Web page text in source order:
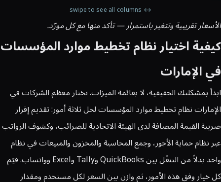
↔ swipe to see all columns
الأسعار تقريبية وتتغير باستمرار — تأكد منها مع كل مورّد.
كيفية اختيار نظام تخطيط موارد المؤسسات
في الإمارات
ابدأ بمشكلتك الحقيقية، لا بقائمة الميزات. تختار معظم الشركات في
الإمارات نظام تخطيط موارد المؤسسات لحل ثلاثة أمور: تقديم إقرار
ضريبة القيمة المضافة لدى الهيئة الاتحادية للضرائب، وكشوف الرواتب
عبر نظام حماية الأجور، وجمع المحاسبة والمخزون والمبيعات في نظام
واحد بدلاً من التنقّل بين QuickBooks وTally وExcel وواتساب. قيّم
كل خيار وفق هذه الأمور، ثم وازن بين السعر لكل مستخدم ومقدار